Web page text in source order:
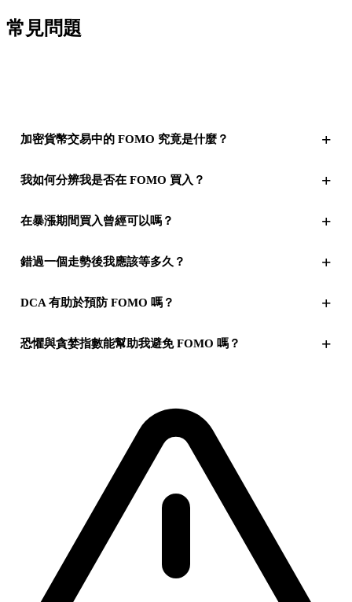
常見問題
加密貨幣交易中的 FOMO 究竟是什麼？ +
我如何分辨我是否在 FOMO 買入？ +
在暴漲期間買入曾經可以嗎？ +
錯過一個走勢後我應該等多久？ +
DCA 有助於預防 FOMO 嗎？ +
恐懼與貪婪指數能幫助我避免 FOMO 嗎？ +